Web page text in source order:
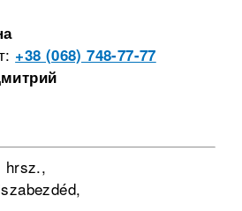
+38 (068) 748-77-77
hrsz.,